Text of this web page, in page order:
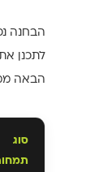
הבחנה
לתכנן
הבאה
סוג